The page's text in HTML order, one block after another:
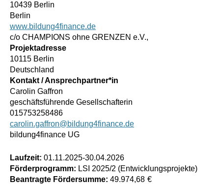
10439 Berlin
Berlin
www.bildung4finance.de
c/o CHAMPIONS ohne GRENZEN e.V.,
Projektadresse
10115 Berlin
Deutschland
Kontakt / Ansprechpartner*in
Carolin Gaffron
geschäftsführende Gesellschafterin
015753258486
carolin.gaffron@bildung4finance.de
bildung4finance UG
Laufzeit: 01.11.2025-30.04.2026
Förderprogramm: LSI 2025/2 (Entwicklungsprojekte)
Beantragte Fördersumme: 49.974,68 €